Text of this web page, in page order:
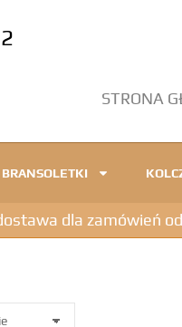
STRONA
BRANSOLETKI
dla zamówień